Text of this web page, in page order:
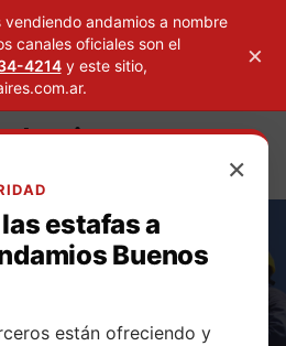
andamios a nombre
canales oficiales son el
4214y este sitio,
×
×
estafas a
Buenos
están ofreciendo y